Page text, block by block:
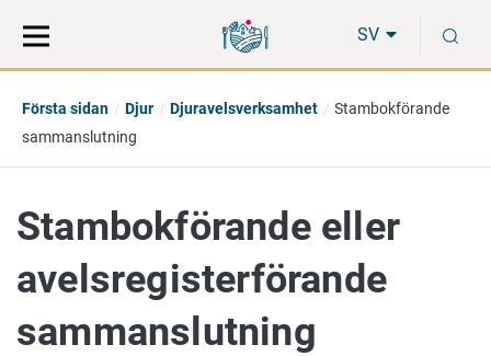
direkt
till
på
hela
SV
Första sidan Djur Djuravelsverksamhet
Stambokförande
sammanslutning
Stambokförande eller
avelsregisterförande
sammanslutning